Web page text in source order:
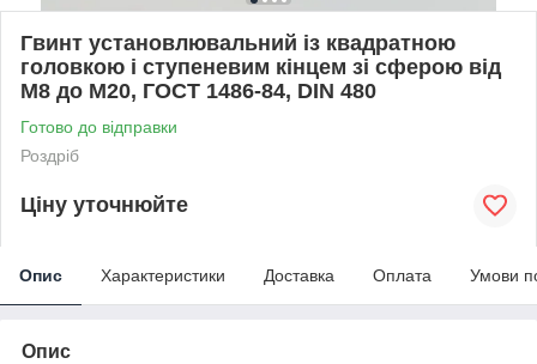
Гвинт установлювальний із квадратною
головкою і ступеневим кінцем зі сферою від
М8 до М20, ГОСТ 1486-84, DIN 480
Готово до відправки
Роздріб
Ціну уточнюйте
Опис Характеристики Доставка Оплата Умови
Опис